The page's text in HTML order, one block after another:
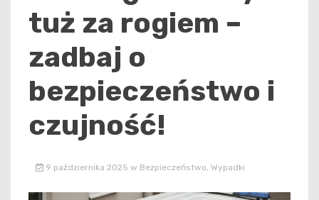
tuż za rogiem –
zadbaj o
bezpieczeństwo i
czujność!
9 października 2025 w Bezpieczeństwo, Wypadki